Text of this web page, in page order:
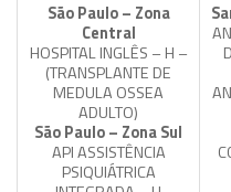
São Paulo – Zona
Central
HOSPITAL INGLÊS – H –
(TRANSPLANTE DE
MEDULA OSSEA
ADULTO)
São Paulo – Zona Sul
API ASSISTÊNCIA
PSIQUIÁTRICA